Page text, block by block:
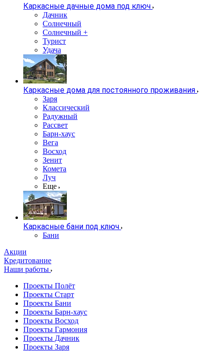
Каркасные дачные дома под ключ
Дачник
Солнечный
Солнечный +
Турист
Удача
Каркасные дома для постоянного проживания
Заря
Классический
Радужный
Рассвет
Барн-хаус
Вега
Восход
Зенит
Комета
Луч
Еще
Каркасные бани под ключ
Бани
Акции
Кредитование
Наши работы
Проекты Полёт
Проекты Старт
Проекты Бани
Проекты Барн-хаус
Проекты Восход
Проекты Гармония
Проекты Дачник
Проекты Заря